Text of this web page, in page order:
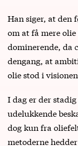
Han siger, at den
om at få mere
dominerende, da
dengang, at
olie stod i
I dag er der
udelukkende
dog kun fra
metoderne